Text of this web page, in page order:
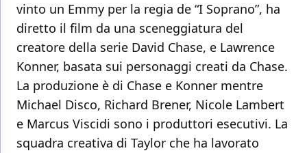
vinto un Emmy per la regia de “I Soprano”, ha
diretto il film da una sceneggiatura del
creatore della serie David Chase, e Lawrence
Konner, basata sui personaggi creati da Chase.
La produzione è di Chase e Konner mentre
Michael Disco, Richard Brener, Nicole Lambert
e Marcus Viscidi sono i produttori esecutivi. La
squadra creativa di Taylor che ha lavorato